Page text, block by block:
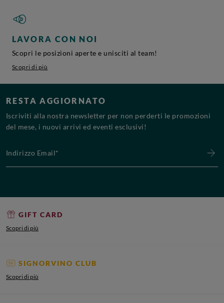
LAVORA CON NOI
Scopri le posizioni aperte e unisciti al team!
Scopri di più
RESTA AGGIORNATO
Iscriviti alla nostra newsletter per non perderti le promozioni
del mese, i nuovi arrivi ed eventi esclusivi!
GIFT CARD
Scopri di più
SIGNORVINO CLUB
Scopri di più